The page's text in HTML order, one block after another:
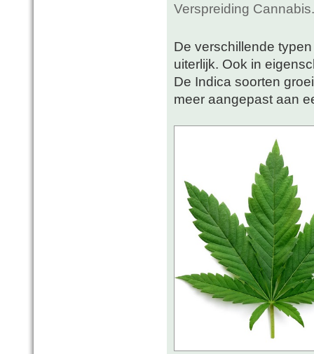
Verspreiding
De verschillende
uiterlijk. Ook in
De Indica soorten
meer aangepast aan